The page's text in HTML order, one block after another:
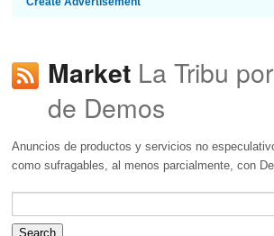
MarketLa Tribu
de Demos
Anuncios de productos y servicios no
como sufragables, al menos parcialmente, con